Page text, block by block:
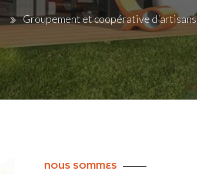
Groupement et coopérative
NOUS SOMMES